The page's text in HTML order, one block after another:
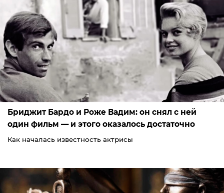
Бриджит Бардо и Роже Вадим: он снял с ней
один фильм — и этого оказалось достаточно
Как началась известность актрисы